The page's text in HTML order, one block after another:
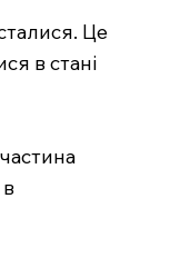
Це
в стані